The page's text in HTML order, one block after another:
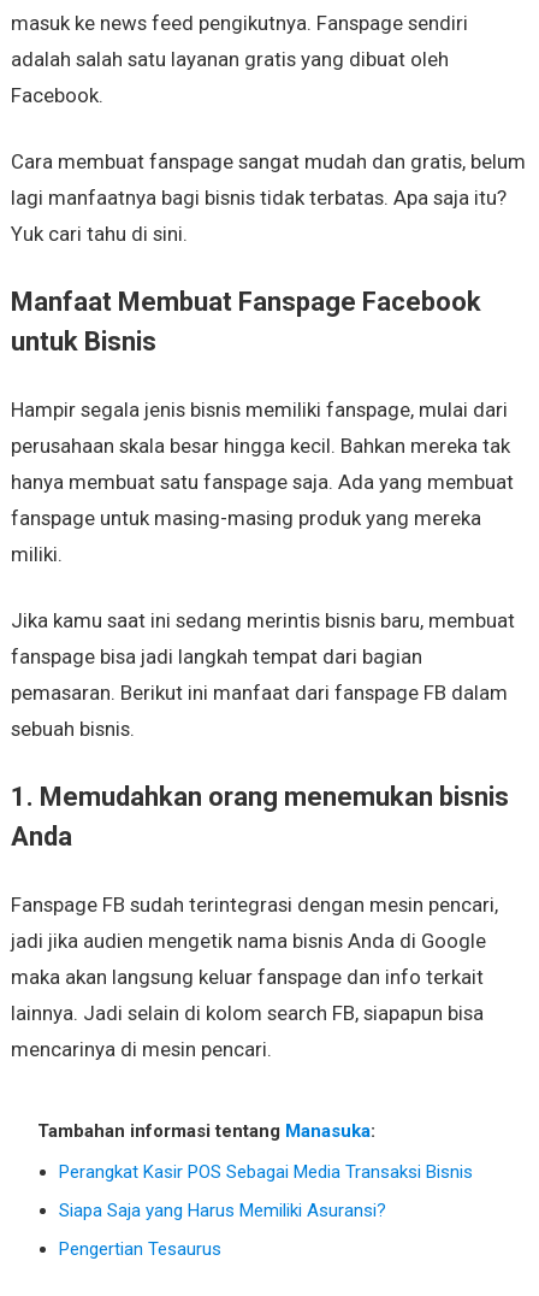
masuk ke news feed pengikutnya. Fanspage sendiri
adalah salah satu layanan gratis yang dibuat oleh
Facebook.
Cara membuat fanspage sangat mudah dan gratis, belum
lagi manfaatnya bagi bisnis tidak terbatas. Apa saja itu?
Yuk cari tahu di sini.
Manfaat Membuat Fanspage Facebook
untuk Bisnis
Hampir segala jenis bisnis memiliki fanspage, mulai dari
perusahaan skala besar hingga kecil. Bahkan mereka tak
hanya membuat satu fanspage saja. Ada yang membuat
fanspage untuk masing-masing produk yang mereka
miliki.
Jika kamu saat ini sedang merintis bisnis baru, membuat
fanspage bisa jadi langkah tempat dari bagian
pemasaran. Berikut ini manfaat dari fanspage FB dalam
sebuah bisnis.
1. Memudahkan orang menemukan bisnis
Anda
Fanspage FB sudah terintegrasi dengan mesin pencari,
jadi jika audien mengetik nama bisnis Anda di Google
maka akan langsung keluar fanspage dan info terkait
lainnya. Jadi selain di kolom search FB, siapapun bisa
mencarinya di mesin pencari.
Tambahan informasi tentang Manasuka:
Perangkat Kasir POS Sebagai Media Transaksi Bisnis
Siapa Saja yang Harus Memiliki Asuransi?
Pengertian Tesaurus